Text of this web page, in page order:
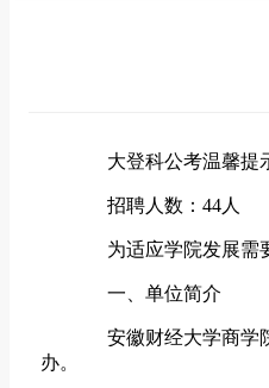
大登科公考温馨提
招聘人数：44人
为适应学院发展需要
一、单位简介
安徽财经大学商学院
办。